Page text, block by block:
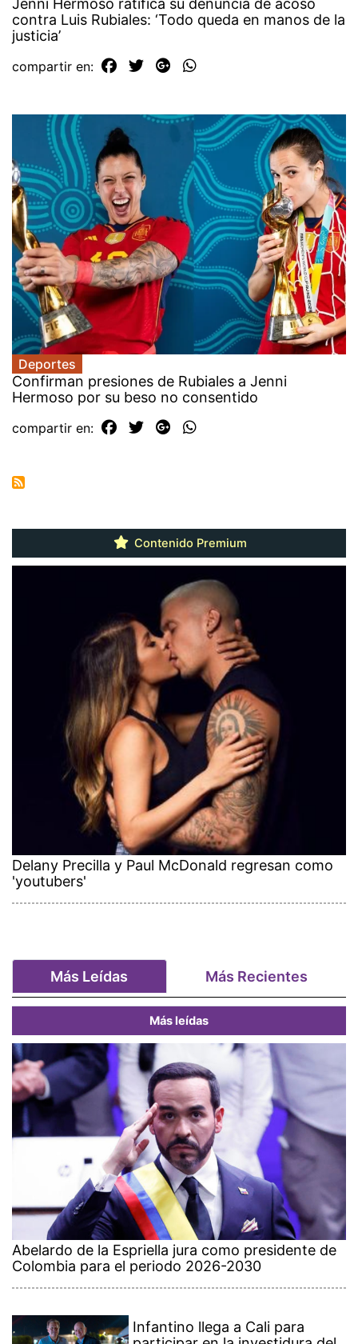
Jenni Hermoso ratifica su denuncia de acoso
contra Luis Rubiales: ‘Todo queda en manos de la
justicia’
compartir en:
Deportes
Confirman presiones de Rubiales a Jenni
Hermoso por su beso no consentido
compartir en:
Contenido Premium
Delany Precilla y Paul McDonald regresan como
'youtubers'
Más Leídas Más Recientes
Más leídas
Abelardo de la Espriella jura como presidente de
Colombia para el periodo 2026-2030
Infantino llega a Cali para